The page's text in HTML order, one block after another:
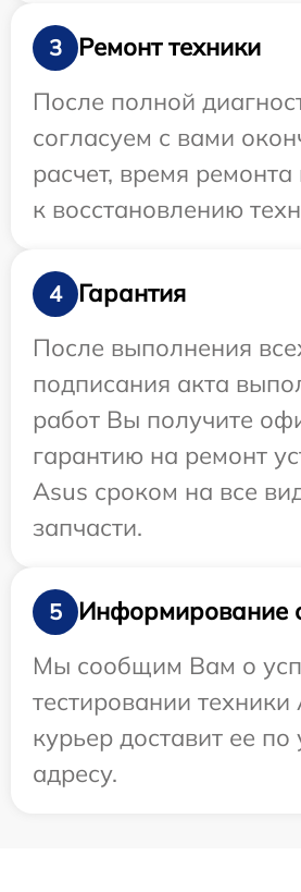
3
Ремонт техники
После полной
согласуем с вами
расчет, время
к восстановлению
4
Гарантия
После выполнения
подписания акта
работ Вы получите
гарантию на ремонт
Asus сроком на все
запчасти.
5
Информирование
Мы сообщим Вам о
тестировании техники
курьер доставит ее
адресу.